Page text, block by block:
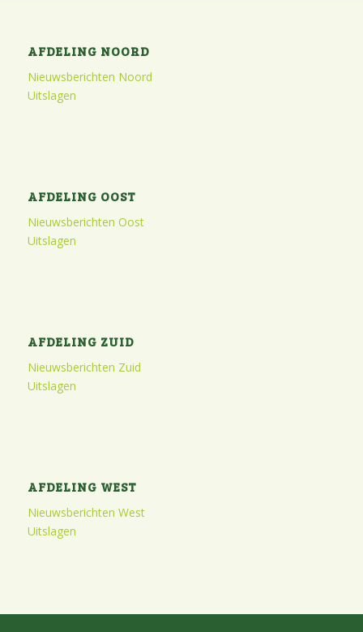
AFDELING NOORD
Nieuwsberichten Noord
Uitslagen
AFDELING OOST
Nieuwsberichten Oost
Uitslagen
AFDELING ZUID
Nieuwsberichten Zuid
Uitslagen
AFDELING WEST
Nieuwsberichten West
Uitslagen